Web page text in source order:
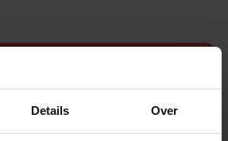
Details Over